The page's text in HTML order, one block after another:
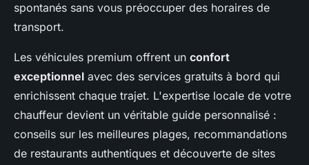
spontanés sans vous préoccuper des horaires de
transport.
Les véhicules premium offrent un confort
exceptionnel avec des services gratuits à bord qui
enrichissent chaque trajet. L'expertise locale de votre
chauffeur devient un véritable guide personnalisé :
conseils sur les meilleures plages, recommandations
de restaurants authentiques et découverte de sites